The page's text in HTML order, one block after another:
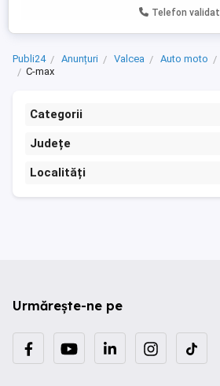
Telefon validat
Publi24 Anunțuri Valcea Auto moto
C-max
Categorii
Județe
Localități
Urmărește-ne pe